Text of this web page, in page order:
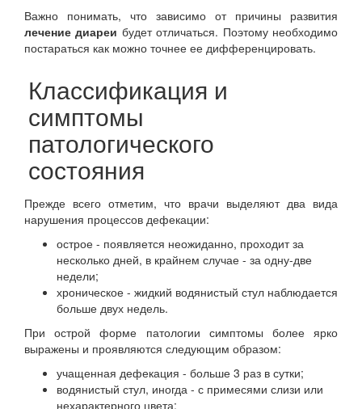
Важно понимать, что зависимо от причины развития
лечение диареи будет отличаться. Поэтому необходимо
постараться как можно точнее ее дифференцировать.
Классификация и
симптомы
патологического
состояния
Прежде всего отметим, что врачи выделяют два вида
нарушения процессов дефекации:
острое - появляется неожиданно, проходит за
несколько дней, в крайнем случае - за одну-две
недели;
хроническое - жидкий водянистый стул наблюдается
больше двух недель.
При острой форме патологии симптомы более ярко
выражены и проявляются следующим образом:
учащенная дефекация - больше 3 раз в сутки;
водянистый стул, иногда - с примесями слизи или
нехарактерного цвета;